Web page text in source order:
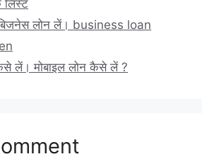
लिस्ट
लोन लें। business loan
लें। मोबाइल लोन कैसे लें ?